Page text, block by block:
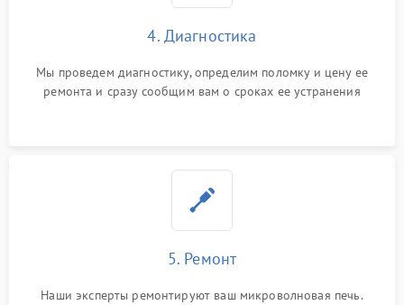
4. Диагностика
Мы проведем диагностику, определим поломку и цену ее
ремонта и сразу сообщим вам о сроках ее устранения
5. Ремонт
Наши эксперты ремонтируют ваш микроволновая печь.